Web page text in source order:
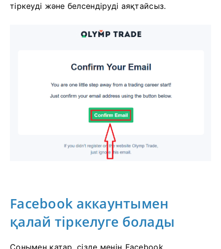
тіркеуді және белсендіруді аяқтайсыз.
Facebook аккаунтымен
қалай тіркелуге болады